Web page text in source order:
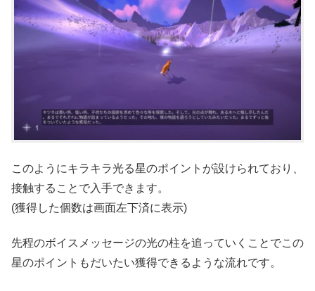
このようにキラキラ光る星のポイントが設けられており、
接触することで入手できます。
(獲得した個数は画面左下済に表示)
先程のボイスメッセージの光の柱を追っていくことでこの
星のポイントもだいたい獲得できるような流れです。